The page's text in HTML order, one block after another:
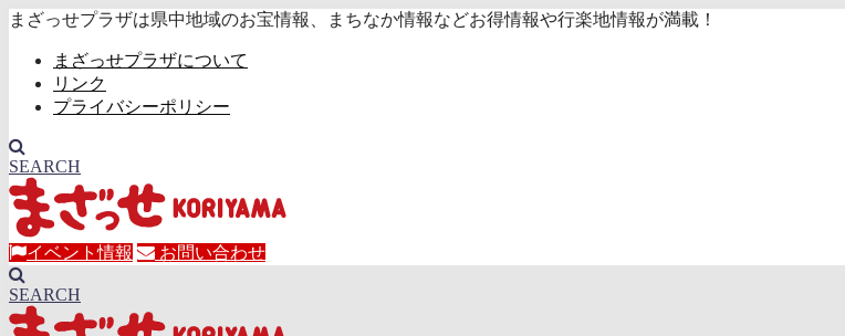
まざっせプラザは県中地域のお宝情報、まちなか情報などお得情報や行楽地情報が満載！
まざっせプラザについて
リンク
プライバシーポリシー
SEARCH
イベント情報 お問い合わせ
SEARCH